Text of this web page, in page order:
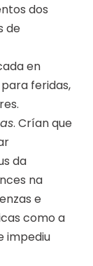
dos
de
en
feridas,
. Crían que
da
na
e
como a
impediu